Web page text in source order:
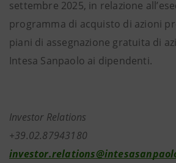
settembre 2025, in relazione
programma di acquisto di azioni
piani di assegnazione gratuita di
Intesa Sanpaolo ai dipendenti.
Investor Relations
+39.02.87943180